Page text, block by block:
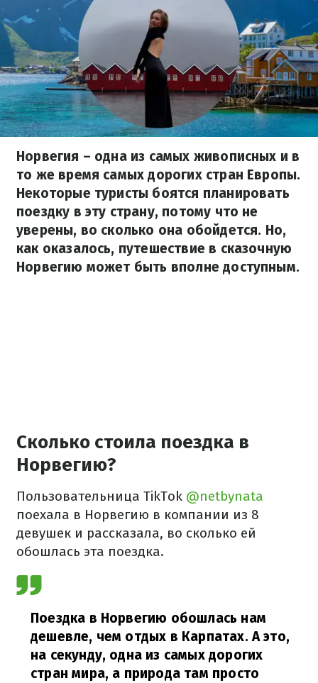
Норвегия – одна из самых живописных и в
то же время самых дорогих стран Европы.
Некоторые туристы боятся планировать
поездку в эту страну, потому что не
уверены, во сколько она обойдется. Но,
как оказалось, путешествие в сказочную
Норвегию может быть вполне доступным.
Сколько стоила поездка в
Норвегию?
Пользовательница TikTok @netbynata
поехала в Норвегию в компании из 8
девушек и рассказала, во сколько ей
обошлась эта поездка.
Поездка в Норвегию обошлась нам
дешевле, чем отдых в Карпатах. А это,
на секунду, одна из самых дорогих
стран мира, а природа там просто